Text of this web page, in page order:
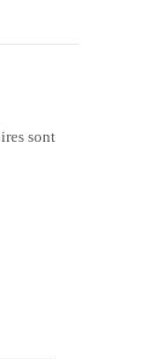
sont